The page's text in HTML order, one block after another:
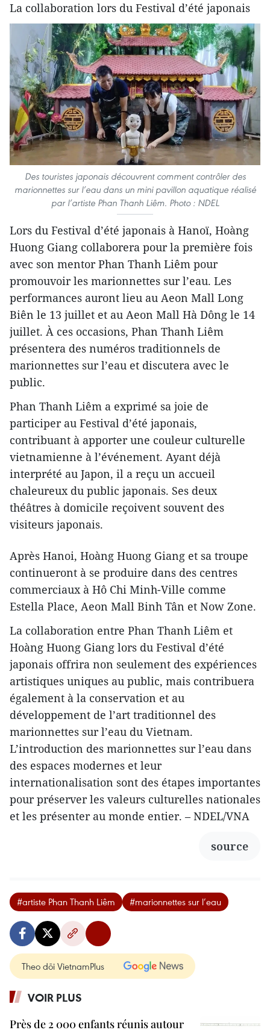
La collaboration lors du Festival d’été japonais
Des touristes japonais découvrent comment contrôler des
marionnettes sur l’eau dans un mini pavillon aquatique réalisé
par l’artiste Phan Thanh Liêm. Photo : NDEL
Lors du Festival d’été japonais à Hanoï, Hoàng
Huong Giang collaborera pour la première fois
avec son mentor Phan Thanh Liêm pour
promouvoir les marionnettes sur l’eau. Les
performances auront lieu au Aeon Mall Long
Biên le 13 juillet et au Aeon Mall Hà Dông le 14
juillet. À ces occasions, Phan Thanh Liêm
présentera des numéros traditionnels de
marionnettes sur l’eau et discutera avec le
public.
Phan Thanh Liêm a exprimé sa joie de
participer au Festival d’été japonais,
contribuant à apporter une couleur culturelle
vietnamienne à l’événement. Ayant déjà
interprété au Japon, il a reçu un accueil
chaleureux du public japonais. Ses deux
théâtres à domicile reçoivent souvent des
visiteurs japonais.
Après Hanoi, Hoàng Huong Giang et sa troupe
continueront à se produire dans des centres
commerciaux à Hô Chi Minh-Ville comme
Estella Place, Aeon Mall Binh Tân et Now Zone.
La collaboration entre Phan Thanh Liêm et
Hoàng Huong Giang lors du Festival d’été
japonais offrira non seulement des expériences
artistiques uniques au public, mais contribuera
également à la conservation et au
développement de l’art traditionnel des
marionnettes sur l’eau du Vietnam.
L’introduction des marionnettes sur l’eau dans
des espaces modernes et leur
internationalisation sont des étapes importantes
pour préserver les valeurs culturelles nationales
et les présenter au monde entier. – NDEL/VNA
source
#artiste Phan Thanh Liêm #marionnettes sur l’eau
Theo dõi VietnamPlus
VOIR PLUS
Près de 2 000 enfants réunis autour